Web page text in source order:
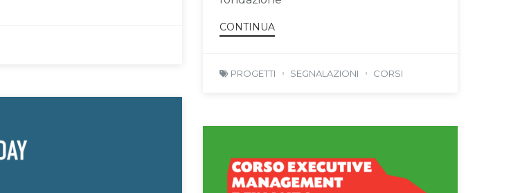
CONTINUA
PROGETTI SEGNALAZIONI CORSI